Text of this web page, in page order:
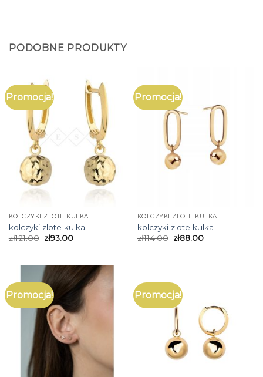
PODOBNE PRODUKTY
Promocja!
KOLCZYKI ZLOTE KULKA
kolczyki zlote kulka
zł121.00 zł93.00
Promocja!
KOLCZYKI ZLOTE KULKA
kolczyki zlote kulka
zł114.00 zł88.00
Promocja! Promocja!